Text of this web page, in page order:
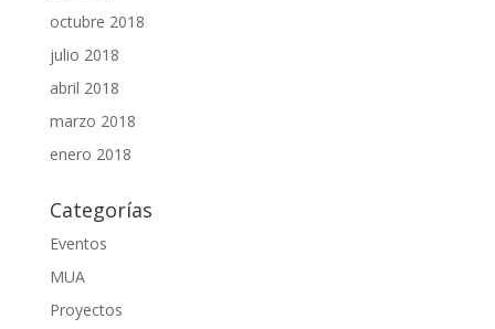
octubre 2018
julio 2018
abril 2018
marzo 2018
enero 2018
Categorías
Eventos
MUA
Proyectos